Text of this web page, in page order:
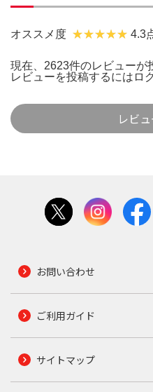
オススメ度 4.3
現在、2623件のレビューが
レビューを投稿するには ロ
レビ
お問い合わせ
ご利用ガイド
サイトマップ